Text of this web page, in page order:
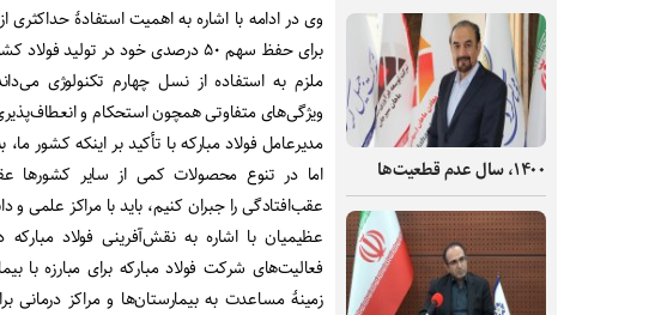
۱۴۰۰، سال عدم قطعیت‌ها
وی در ادامه با اشاره به اهمیت استفادۀ
برای حفظ سهم ۵۰ درصدی خود در
ملزم به استفاده از نسل چهارم تکنولوژی
ویژگی‌های متفاوتی همچون استحکام و
مدیرعامل فولاد مبارکه با تأکید بر اینکه کشور
اما در تنوع محصولات کمی از سایر کشورها
عقب‌افتادگی را جبران کنیم، باید با مراکز علمی
عظیمیان با اشاره به نقش‌آفرینی فولاد
فعالیت‌های شرکت فولاد مبارکه برای مبارزه